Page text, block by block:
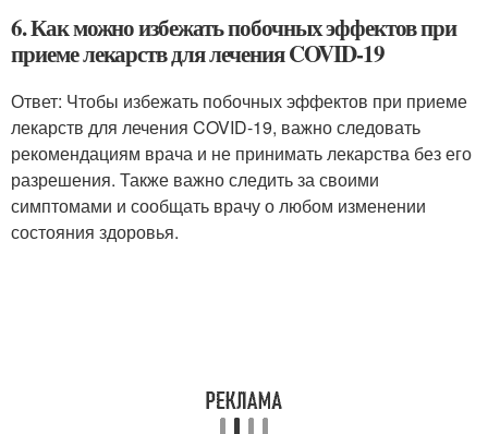
6. Как можно избежать побочных эффектов при
приеме лекарств для лечения COVID-19
Ответ: Чтобы избежать побочных эффектов при приеме
лекарств для лечения COVID-19, важно следовать
рекомендациям врача и не принимать лекарства без его
разрешения. Также важно следить за своими
симптомами и сообщать врачу о любом изменении
состояния здоровья.